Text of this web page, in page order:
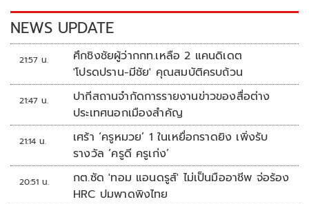
k k
NEWS UPDATE
21:57 น.
ศึกชิงชัยผู้ว่ากกท.เหลือ 2 แคนดิเดต
'โปรดปราน-มีชัย' คุณสมบัติครบถ้วน
21:47 น.
ปากีสถานจำกัดการรายงานข่าวของสื่อต่าง
ประเทศนอกเมืองสำคัญ
21:14 น.
เศร้า ‘ครูหมวย’ 1 ในเหยื่อกราดยิง เพิ่งรับ
รางวัล ‘ครูดี ครูเก่ง’
20:51 น.
กต.ซัด 'ทอม แอนดรูส์' ไม่เป็นมืออาชีพ จ่อร้อง
HRC ปมพาดพิงไทย